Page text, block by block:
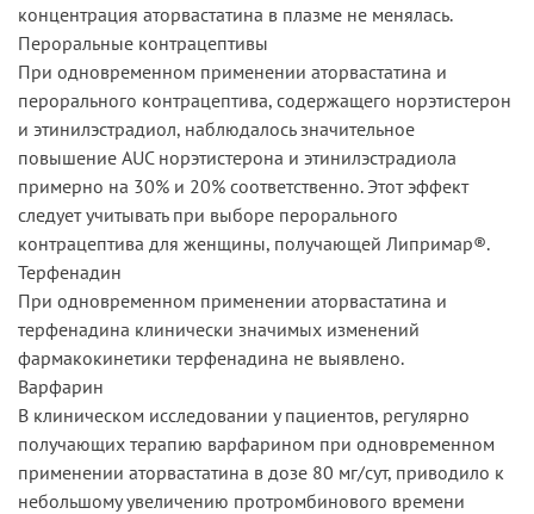
концентрация аторвастатина в плазме не менялась.
Пероральные контрацептивы
При одновременном применении аторвастатина и
перорального контрацептива, содержащего норэтистерон
и этинилэстрадиол, наблюдалось значительное
повышение AUC норэтистерона и этинилэстрадиола
примерно на 30% и 20% соответственно. Этот эффект
следует учитывать при выборе перорального
контрацептива для женщины, получающей Липримар®.
Терфенадин
При одновременном применении аторвастатина и
терфенадина клинически значимых изменений
фармакокинетики терфенадина не выявлено.
Варфарин
В клиническом исследовании у пациентов, регулярно
получающих терапию варфарином при одновременном
применении аторвастатина в дозе 80 мг/сут, приводило к
небольшому увеличению протромбинового времени